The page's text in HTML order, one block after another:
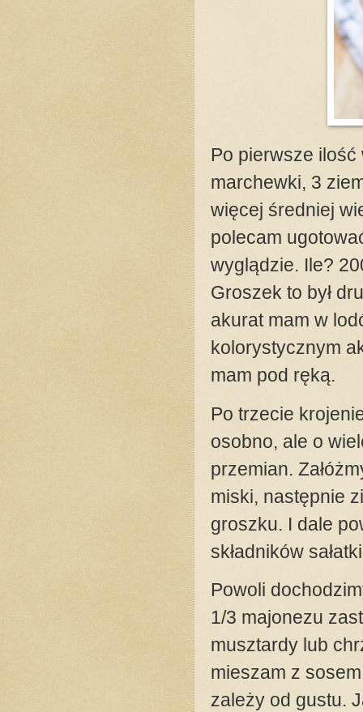
Po pierwsze
marchewki, 3
więcej średniej
polecam
wyglądzie. Ile?
Groszek to był
akurat mam w
kolorystycznym
mam pod ręką.
Po trzecie
osobno, ale o
przemian.
miski, następnie
groszku. I dale
składników
Powoli
1/3 majonezu
musztardy lub
mieszam z
zależy od gustu.